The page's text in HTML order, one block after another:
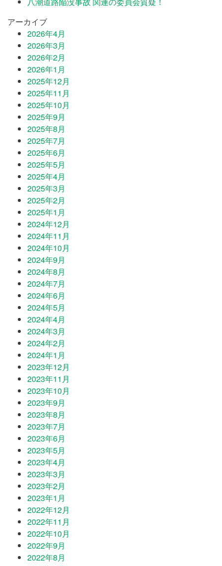
アーカイブ
2026年4月
2026年3月
2026年2月
2026年1月
2025年12月
2025年11月
2025年10月
2025年9月
2025年8月
2025年7月
2025年6月
2025年5月
2025年4月
2025年3月
2025年2月
2025年1月
2024年12月
2024年11月
2024年10月
2024年9月
2024年8月
2024年7月
2024年6月
2024年5月
2024年4月
2024年3月
2024年2月
2024年1月
2023年12月
2023年11月
2023年10月
2023年9月
2023年8月
2023年7月
2023年6月
2023年5月
2023年4月
2023年3月
2023年2月
2023年1月
2022年12月
2022年11月
2022年10月
2022年9月
2022年8月